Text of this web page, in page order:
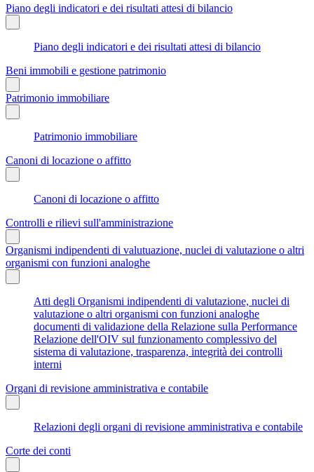
Piano degli indicatori e dei risultati attesi di bilancio
Piano degli indicatori e dei risultati attesi di bilancio
Beni immobili e gestione patrimonio
Patrimonio immobiliare
Patrimonio immobiliare
Canoni di locazione o affitto
Canoni di locazione o affitto
Controlli e rilievi sull'amministrazione
Organismi indipendenti di valutuazione, nuclei di valutazione o altri
organismi con funzioni analoghe
Atti degli Organismi indipendenti di valutazione, nuclei di
valutazione o altri organismi con funzioni analoghe
documenti di validazione della Relazione sulla Performance
Relazione dell'OIV sul funzionamento complessivo del
sistema di valutazione, trasparenza, integrità dei controlli
interni
Organi di revisione amministrativa e contabile
Relazioni degli organi di revisione amministrativa e contabile
Corte dei conti